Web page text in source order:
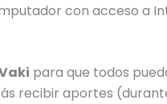
con acceso a
para que todos
recibir aportes